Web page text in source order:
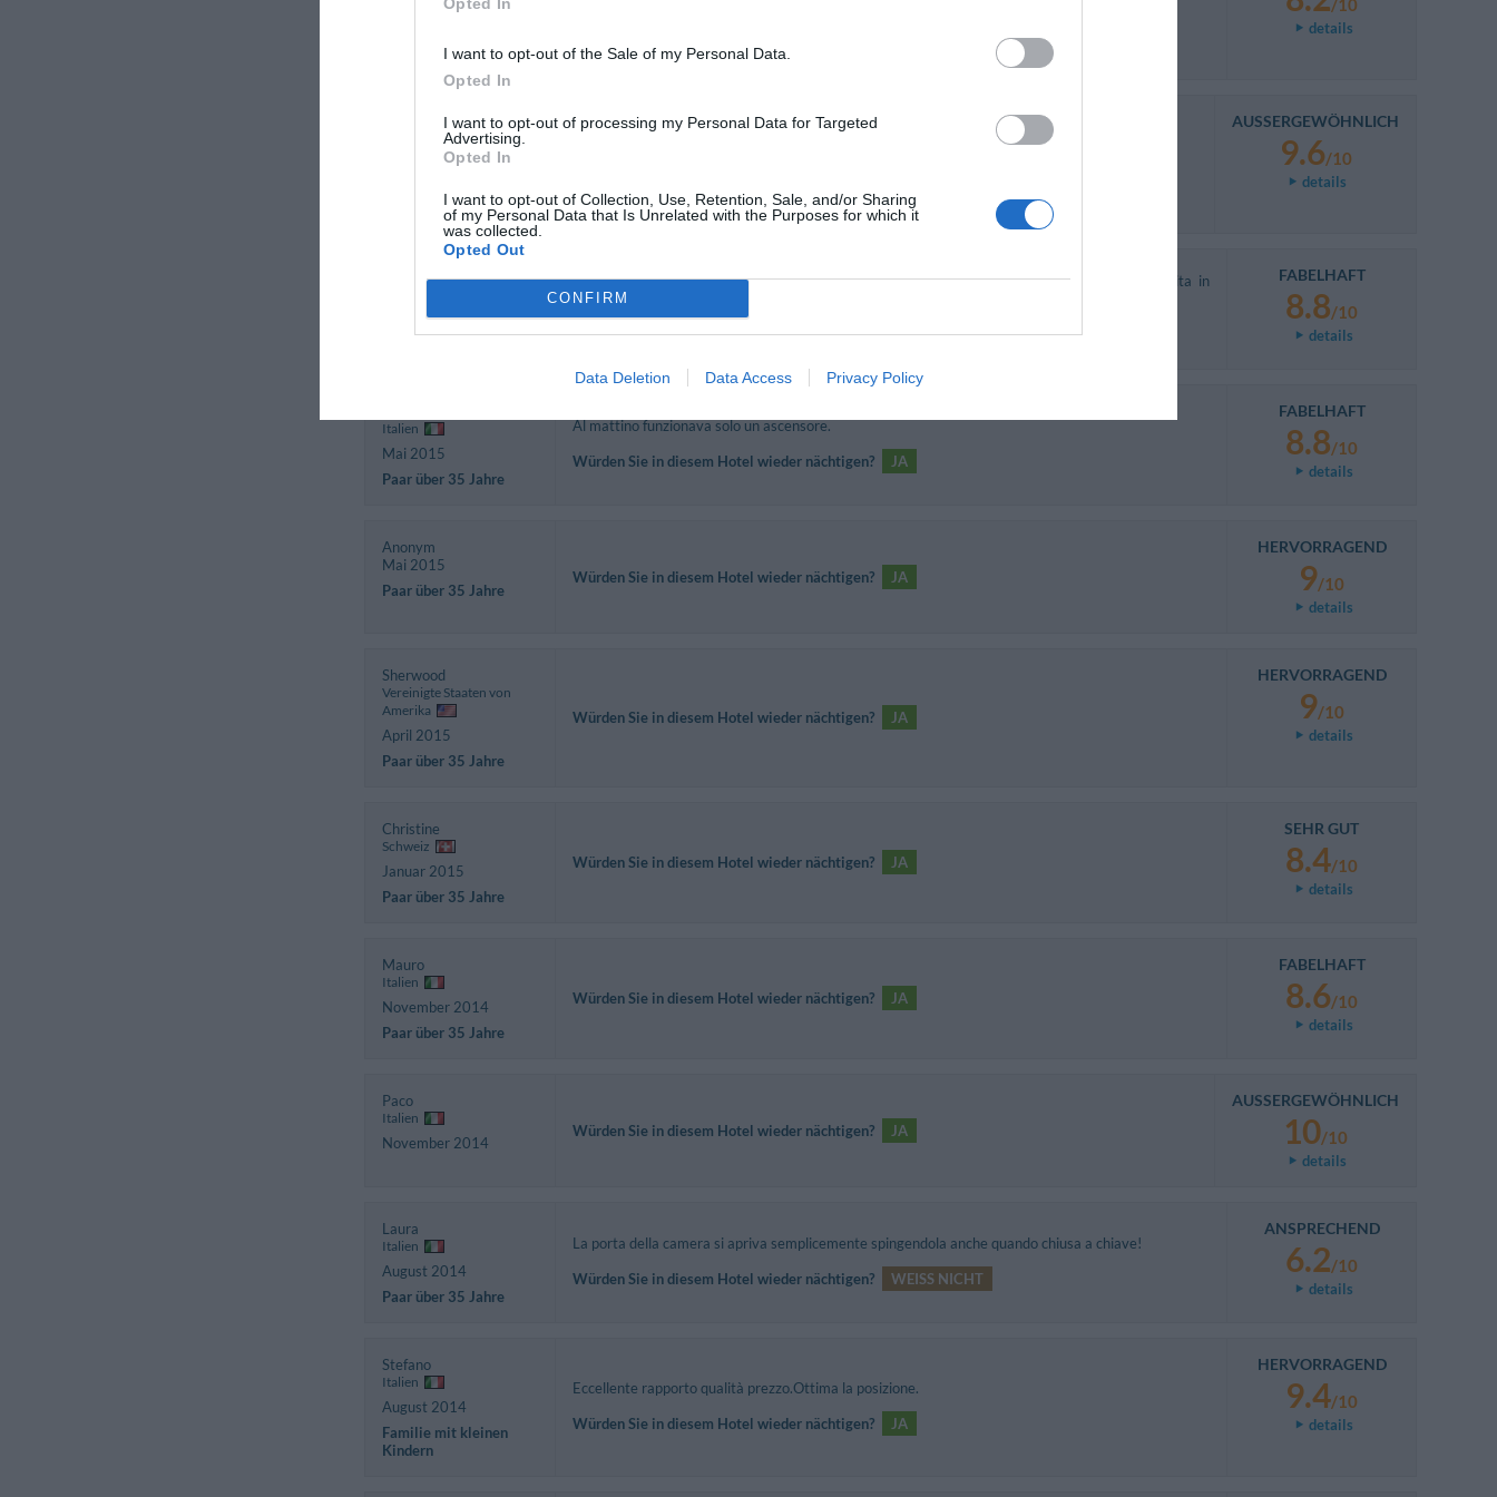
I want to opt-out of the Sale of my Personal Data.
Opted In
I want to opt-out of processing my Personal Data for Targeted
Advertising.
Opted In
I want to opt-out of Collection, Use, Retention, Sale, and/or Sharing
of my Personal Data that Is Unrelated with the Purposes for which it
was collected.
Opted Out
CONFIRM
Data Deletion Data Access Privacy Policy
Oktober 2015
/10
details
Jean Marc
Frankreich
August 2015
AUSSERGEWÖHNLICH
9.6/10
details
Stefano
August 2015
Struttura in posizione centrale molto comodo. E' una struttura piuttosto grande ma gestita in
maniera precisa. Più che soddisfacente il rapporto qualità-prezzo.
Würden Sie in diesem Hotel wieder nächtigen?
JA
FABELHAFT
8.8/10
details
Italien
Mai 2015
Paar über 35 Jahre
Al mattino funzionava solo un ascensore.
Würden Sie in diesem Hotel wieder nächtigen?
JA
FABELHAFT
8.8/10
details
Anonym
Mai 2015
Paar über 35 Jahre
Würden Sie in diesem Hotel wieder nächtigen? JA
HERVORRAGEND
9/10
details
Sherwood
Vereinigte Staaten von
Amerika
April 2015
Paar über 35 Jahre
Würden Sie in diesem Hotel wieder nächtigen? JA
HERVORRAGEND
9/10
details
Christine
Schweiz
Januar 2015
Paar über 35 Jahre
Würden Sie in diesem Hotel wieder nächtigen? JA
SEHR GUT
8.4/10
details
Mauro
Italien
November 2014
Paar über 35 Jahre
Würden Sie in diesem Hotel wieder nächtigen? JA
FABELHAFT
8.6/10
details
Paco
Italien
November 2014
Würden Sie in diesem Hotel wieder nächtigen? JA
AUSSERGEWÖHNLICH
10/10
details
Laura
Italien
August 2014
Paar über 35 Jahre
La porta della camera si apriva semplicemente spingendola anche quando chiusa a chiave!
Würden Sie in diesem Hotel wieder nächtigen?
WEISS NICHT
ANSPRECHEND
6.2/10
details
Stefano
Italien
August 2014
Familie mit kleinen
Kindern
Eccellente rapporto qualità prezzo.Ottima la posizione.
Würden Sie in diesem Hotel wieder nächtigen?
JA
HERVORRAGEND
9.4/10
details